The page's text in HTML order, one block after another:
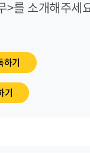
>를 소개해주세
하기
기